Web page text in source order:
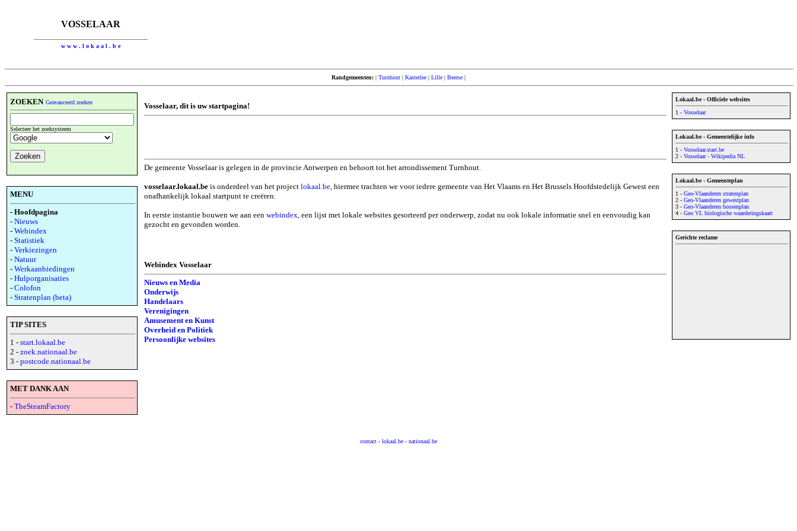
VOSSELAAR
w w w . l o k a a l . b e
Randgemeenten: | Turnhout | Kasterlee | Lille | Beerse |
ZOEKEN Geavanceerd zoeken
Selecteer het zoeksysteem
MENU
- Hoofdpagina
- Nieuws
- Webindex
- Statistiek
- Verkiezingen
- Natuur
- Werkaanbiedingen
- Hulporganisaties
- Colofon
- Stratenplan (beta)
TIP SITES
1 - start.lokaal.be
2 - zoek.nationaal.be
3 - postcode.nationaal.be
MET DANK AAN
- TheSteamFactory
Vosselaar, dit is uw startpagina!
De gemeente Vosselaar is gelegen in de provincie Antwerpen en behoort tot het arrondissement Turnhout.
vosselaar.lokaal.be is onderdeel van het project lokaal.be, hiermee trachten we voor iedere gemeente van Het Vlaams en Het Brussels Hoofdstedelijk Gewest een
onafhankelijk lokaal startpunt te creëren.
In eerste instantie bouwen we aan een webindex, een lijst met lokale websites gesorteerd per onderwerp, zodat nu ook lokale informatie snel en eenvoudig kan
gezocht en gevonden worden.
Webindex Vosselaar
Nieuws en Media
Onderwijs
Handelaars
Verenigingen
Amusement en Kunst
Overheid en Politiek
Persoonlijke websites
Lokaal.be - Officiele websites
1 - Vosselaar
Lokaal.be - Gemeentelijke info
1 - Vosselaar.start.be
2 - Vosselaar - Wikipedia NL
Lokaal.be - Gemeenteplan
1 - Geo-Vlaanderen stratenplan
2 - Geo-Vlaanderen gewestplan
3 - Geo-Vlaanderen bossenplan
4 - Geo VL biologische waarderingskaart
Gerichte reclame
contact - lokaal.be - nationaal.be